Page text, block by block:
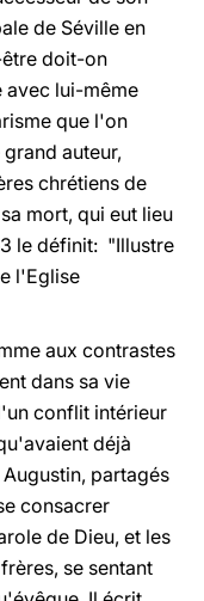
de Séville en
doit-on
avec lui-même
que l'on
auteur,
chrétiens de
mort, qui eut lieu
le définit: "Illustre
l'Eglise
aux contrastes
dans sa vie
conflit intérieur
déjà
partagés
consacrer
de Dieu, et les
se sentant